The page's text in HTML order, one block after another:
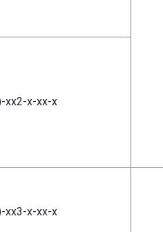
хх2-х-хх-х
хх3-х-хх-х